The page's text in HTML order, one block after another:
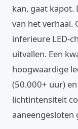
kan, gaat
van het verhaal.
inferieure LED-
uitvallen. Een
hoogwaardige
(50.000+ uur)
lichtintensiteit
aaneengesloten